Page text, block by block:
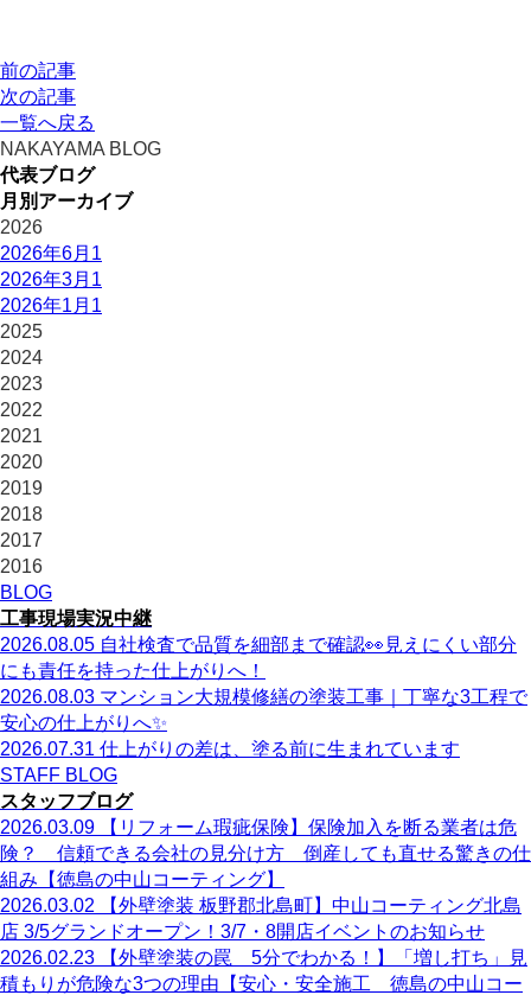
前の記事
次の記事
一覧へ戻る
NAKAYAMA BLOG
代表ブログ
月別アーカイブ
2026
2026年6月 1
2026年3月 1
2026年1月 1
2025
2024
2023
2022
2021
2020
2019
2018
2017
2016
BLOG
工事現場実況中継
2026.08.05 自社検査で品質を細部まで確認👀見えにくい部分
にも責任を持った仕上がりへ！
2026.08.03 マンション大規模修繕の塗装工事｜丁寧な3工程で
安心の仕上がりへ✨
2026.07.31 仕上がりの差は、塗る前に生まれています
STAFF BLOG
スタッフブログ
2026.03.09
【リフォーム瑕疵保険】保険加入を断る業者は危
険？ 信頼できる会社の見分け方 倒産しても直せる驚きの仕
組み【徳島の中山コーティング】
2026.03.02
【外壁塗装 板野郡北島町】中山コーティング北島
店 3/5グランドオープン！3/7・8開店イベントのお知らせ
2026.02.23
【外壁塗装の罠 5分でわかる！】「増し打ち」見
積もりが危険な3つの理由【安心・安全施工 徳島の中山コー